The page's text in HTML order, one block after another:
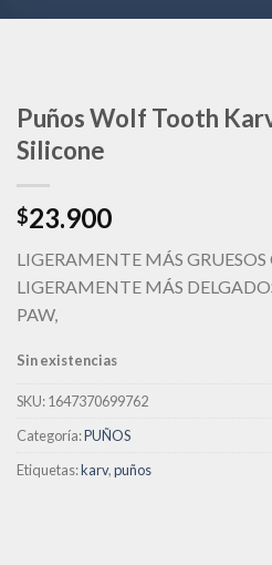
Puños Wolf Tooth
Silicone
$23.900
LIGERAMENTE MÁS GRUESOS
LIGERAMENTE MÁS
PAW,
Sin existencias
SKU:1647370699762
Categoría:PUÑOS
Etiquetas:karv,puños